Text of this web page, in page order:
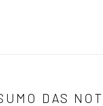
DAS